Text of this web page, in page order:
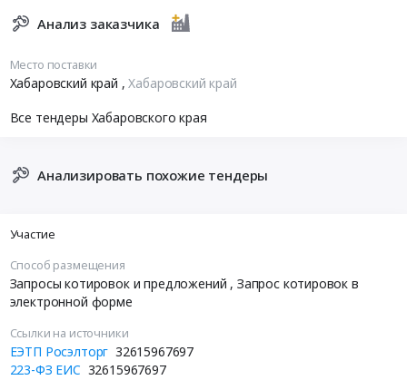
Анализ заказчика
Место поставки
Хабаровский край ,Хабаровский край
Все тендеры Хабаровского края
Анализировать похожие тендеры
Участие
Способ размещения
Запросы котировок и предложений , Запрос котировок в
электронной форме
Ссылки на источники
ЕЭТП Росэлторг 32615967697
223-ФЗ ЕИС 32615967697